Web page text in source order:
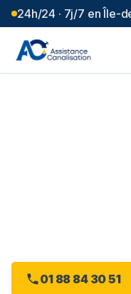
24h/24 · 7j/7 en Île-
01 88 84 30 51